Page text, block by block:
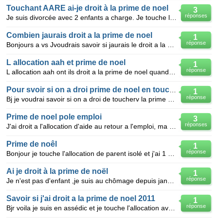
3
réponses
Touchant AARE ai-je droit à la prime de noel
1
réponse
Combien jaurais droit a la prime de noel
1
réponse
L allocation aah et prime de noel
1
réponse
3
réponses
Prime de noel pole emploi
1
réponse
Prime de noêl
1
réponse
Ai je droit à la prime de noël
1
réponse
Savoir si j'ai droit a la prime de noel 2011